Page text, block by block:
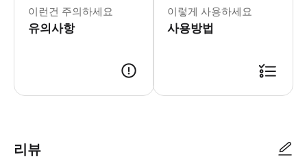
이런건 주의하세요
유의사항
이렇게 사용하세요
사용방법
리뷰